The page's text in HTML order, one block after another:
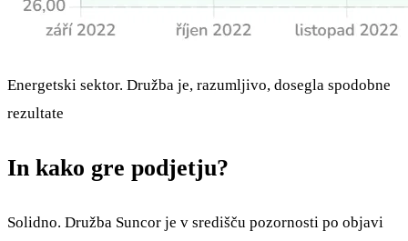
Energetski sektor. Družba je, razumljivo, dosegla spodobne
rezultate
In kako gre podjetju?
Solidno. Družba Suncor je v središču pozornosti po objavi